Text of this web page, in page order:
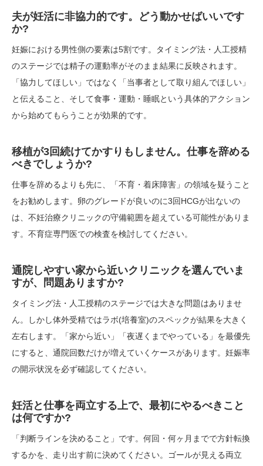
夫が妊活に非協力的です。どう動かせばいいです
か?
妊娠における男性側の要素は5割です。タイミング法・人工授精
のステージでは精子の運動率がそのまま結果に反映されます。
「協力してほしい」ではなく「当事者として取り組んでほしい」
と伝えること、そして食事・運動・睡眠という具体的アクション
から始めてもらうことが効果的です。
移植が3回続けてかすりもしません。仕事を辞める
べきでしょうか?
仕事を辞めるよりも先に、「不育・着床障害」の領域を疑うこと
をお勧めします。卵のグレードが良いのに3回HCGが出ないの
は、不妊治療クリニックの守備範囲を超えている可能性がありま
す。不育症専門医での検査を検討してください。
通院しやすい家から近いクリニックを選んでいま
すが、問題ありますか?
タイミング法・人工授精のステージでは大きな問題はありませ
ん。しかし体外受精ではラボ(培養室)のスペックが結果を大きく
左右します。「家から近い」「夜遅くまでやっている」を最優先
にすると、通院回数だけが増えていくケースがあります。妊娠率
の開示状況を必ず確認してください。
妊活と仕事を両立する上で、最初にやるべきこと
は何ですか?
「判断ラインを決めること」です。何回・何ヶ月までで方針転換
するかを、走り出す前に決めてください。ゴールが見える両立